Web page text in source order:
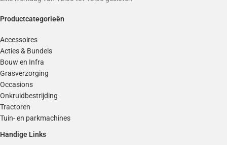
Productcategorieën
Accessoires
Acties & Bundels
Bouw en Infra
Grasverzorging
Occasions
Onkruidbestrijding
Tractoren
Tuin- en parkmachines
Handige Links